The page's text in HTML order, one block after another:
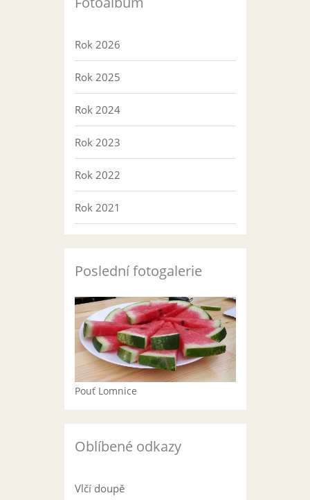
Rok 2026
Rok 2025
Rok 2024
Rok 2023
Rok 2022
Rok 2021
Poslední fotogalerie
Pouť Lomnice
Oblíbené odkazy
Vlčí doupě